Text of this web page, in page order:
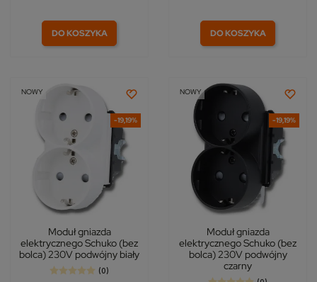
DO KOSZYKA DO KOSZYKA
-19,19%
NOWY
Moduł gniazda
elektrycznego Schuko (bez
bolca) 230V podwójny biały
(0)
-19,19%
NOWY
Moduł gniazda
elektrycznego Schuko (bez
bolca) 230V podwójny
czarny